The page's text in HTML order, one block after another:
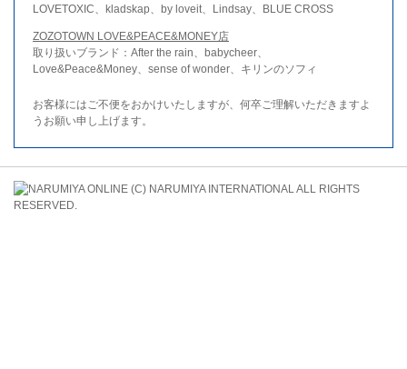
LOVETOXIC、kladskap、by loveit、Lindsay、BLUE CROSS
ZOZOTOWN LOVE&PEACE&MONEY店
取り扱いブランド：After the rain、babycheer、
Love&Peace&Money、sense of wonder、キリンのソフィ
お客様にはご不便をおかけいたしますが、何卒ご理解いただきますよ
うお願い申し上げます。